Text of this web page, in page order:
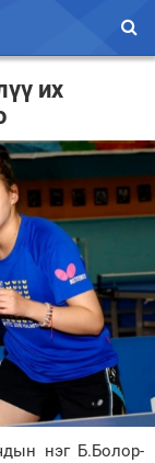
их
нэг Б.Болор-